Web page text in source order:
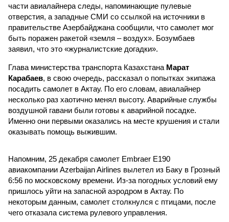
части авиалайнера следы, напоминающие пулевые
отверстия, а западные СМИ со ссылкой на источники в
правительстве Азербайджана сообщили, что самолет мог
быть поражен ракетой «земля – воздух». Бозумбаев
заявил, что это «журналистские догадки».
Глава министерства транспорта Казахстана Марат
Карабаев, в свою очередь, рассказал о попытках экипажа
посадить самолет в Актау. По его словам, авиалайнер
несколько раз хаотично менял высоту. Аварийные службы
воздушной гавани были готовы к аварийной посадке.
Именно они первыми оказались на месте крушения и стали
оказывать помощь выжившим.
Напомним, 25 декабря самолет Embraer E190
авиакомпании Azerbaijan Airlines вылетел из Баку в Грозный
6:56 по московскому времени. Из-за погодных условий ему
пришлось уйти на запасной аэродром в Актау. По
некоторым данным, самолет столкнулся с птицами, после
чего отказала система рулевого управления.